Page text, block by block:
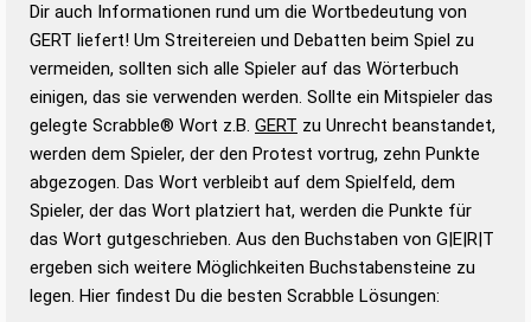
Wortbedeutung, Worttrennung und Wortform, um die
Gültigkeit eines Wortes für das Scrabble-Spiel zu
bestimmen!
zugelassene Turnier Scrabble-
Wörterbücher sind:
Duden – Standardwerk in 12 Bänden
Duden – Richtiges und gutes
Deutsch
Duden – Die deutsche Grammatik
Duden – Deutsches
Dir auch Informationen rund um die Wortbedeutung von
GERT liefert! Um Streitereien und Debatten beim Spiel zu
vermeiden, sollten sich alle Spieler auf das Wörterbuch
einigen, das sie verwenden werden. Sollte ein Mitspieler das
gelegte Scrabble® Wort z.B. GERT zu Unrecht beanstandet,
werden dem Spieler, der den Protest vortrug, zehn Punkte
abgezogen. Das Wort verbleibt auf dem Spielfeld, dem
Spieler, der das Wort platziert hat, werden die Punkte für
das Wort gutgeschrieben. Aus den Buchstaben von G|E|R|T
ergeben sich weitere Möglichkeiten Buchstabensteine zu
legen. Hier findest Du die besten Scrabble Lösungen: